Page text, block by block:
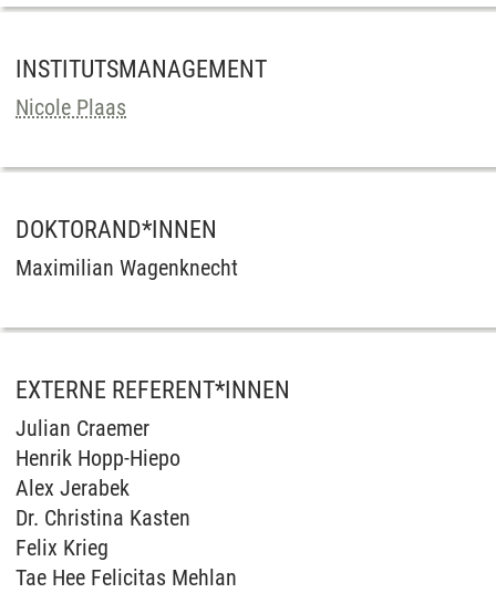
INSTITUTSMANAGEMENT
Nicole Plaas
DOKTORAND*INNEN
Maximilian Wagenknecht
EXTERNE REFERENT*INNEN
Julian Craemer
Henrik Hopp-Hiepo
Alex Jerabek
Dr. Christina Kasten
Felix Krieg
Tae Hee Felicitas Mehlan